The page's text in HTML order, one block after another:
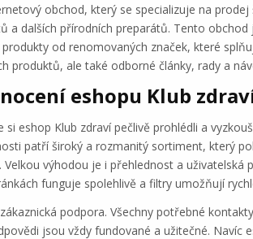
obchod, který se specializuje na
a dalších přírodních preparátů. Tento
produkty od renomovaných značek, které
produktů, ale také odborné články, rady a
eshopu Klub
si eshop Klub zdraví pečlivě prohlédli a
patří široký a rozmanitý sortiment, který
výhodou je i přehlednost a
funguje spolehlivě a filtry umožňují
podpora. Všechny potřebné
jsou vždy fundované a užitečné.